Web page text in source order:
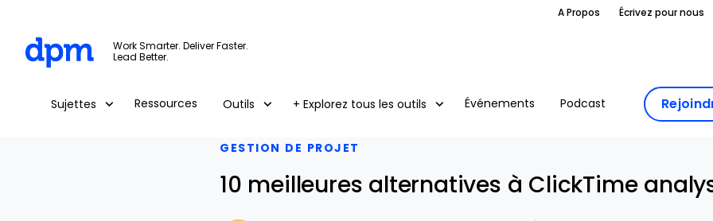
Skip to main content
A Propos Écrivez pour nous
Work Smarter. Deliver Faster.
Lead Better.
Sujettes Ressources Outils + Explorez tous les outils Événements Podcast
GESTION DE PROJET
10 meilleures alternatives à ClickTime